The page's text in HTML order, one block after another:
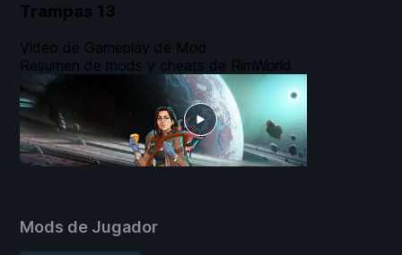
Trampas 13
Mods de Jugador
Video de Gameplay de Mod
Resumen de mods y cheats de RimWorld